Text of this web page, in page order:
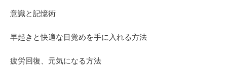
意識と記憶術
早起きと快適な目覚めを手に入れる方法
疲労回復、元気になる方法